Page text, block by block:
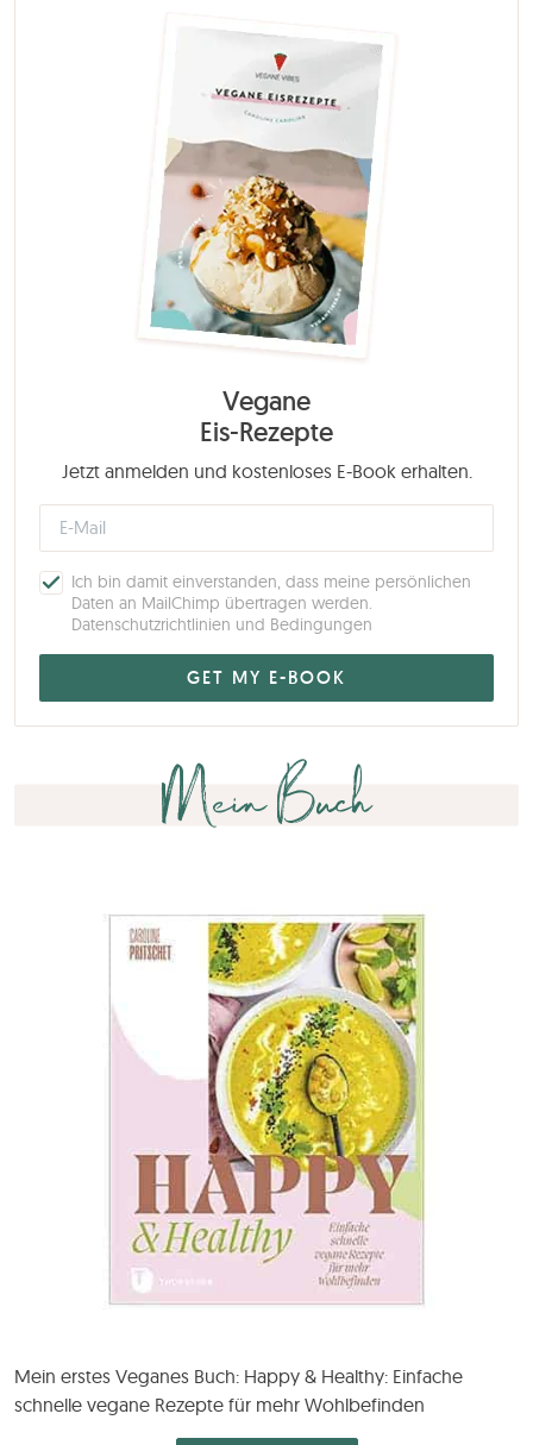
Vegane
Eis-Rezepte
Jetzt anmelden und kostenloses E-Book erhalten.
Ich bin damit einverstanden, dass meine persönlichen
Daten an MailChimp übertragen werden.
Datenschutzrichtlinien und Bedingungen
Mein Buch
Mein erstes Veganes Buch: Happy & Healthy: Einfache
schnelle vegane Rezepte für mehr Wohlbefinden